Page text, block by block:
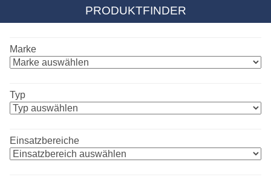
PRODUKTFINDER
Marke
Typ
Einsatzbereiche